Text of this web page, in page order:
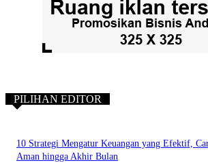
PILIHAN EDITOR
10 Strategi Mengatur Keuangan yang Efektif,
Aman hingga Akhir Bulan